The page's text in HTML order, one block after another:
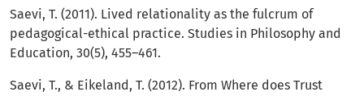
Saevi, T. (2011). Lived relationality as the fulcrum of
pedagogical-ethical practice. Studies in Philosophy and
Education, 30(5), 455–461.
Saevi, T., & Eikeland, T. (2012). From Where does Trust